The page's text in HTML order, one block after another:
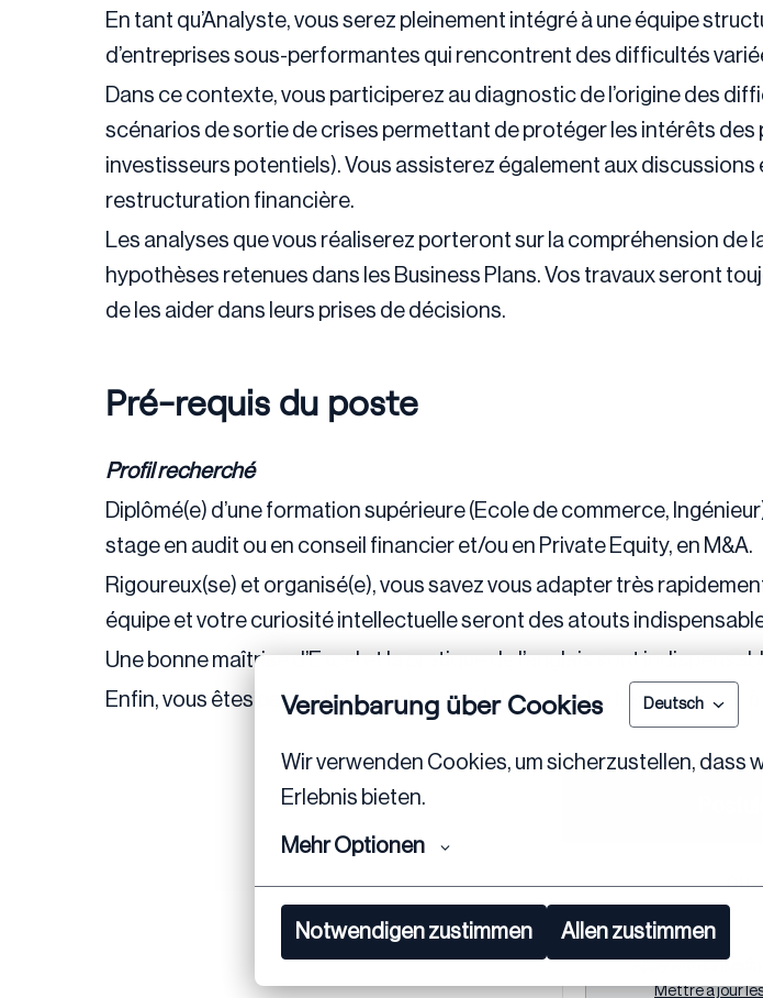
Vereinbarung über Cookies Deutsch
Wir verwenden Cookies, um sicherzustellen, dass
Erlebnis bieten.
Mehr Optionen
Notwendigen zustimmen Allen zustimmen
En tant qu’Analyste, vous serez pleinement intégré à une équipe
d’entreprises sous-performantes qui rencontrent des difficultés
Dans ce contexte, vous participerez au diagnostic de l’origine des
scénarios de sortie de crises permettant de protéger les intérêts
investisseurs potentiels). Vous assisterez également aux
restructuration financière.
Les analyses que vous réaliserez porteront sur la compréhension
hypothèses retenues dans les Business Plans. Vos travaux seront
de les aider dans leurs prises de décisions.
Pré-requis du poste
Profil recherché
Diplômé(e) d’une formation supérieure (Ecole de commerce,
stage en audit ou en conseil financier et/ou en Private Equity, en M&A.
Rigoureux(se) et organisé(e), vous savez vous adapter très
équipe et votre curiosité intellectuelle seront des atouts
Une bonne maîtrise d’Excel et la pratique de l’anglais sont
Enfin, vous êtes particulièrement motivé(e) à rejoindre les équipes et
ou
Mettre à jour